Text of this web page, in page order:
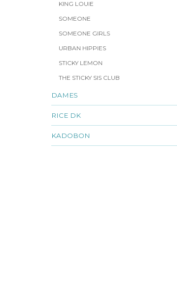
KING LOUIE
SOMEONE
SOMEONE GIRLS
URBAN HIPPIES
STICKY LEMON
THE STICKY SIS CLUB
DAMES
RICE DK
KADOBON